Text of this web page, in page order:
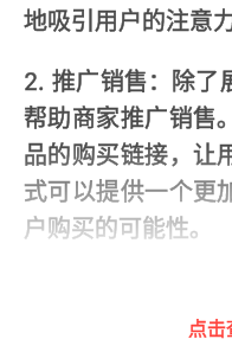
地吸引用户的注意
2. 推广销售：除了
帮助商家推广销售
品的购买链接，让
式可以提供一个更
户购买的可能性。
3. 增加粉丝：抖音
丝。当用户对某个
点